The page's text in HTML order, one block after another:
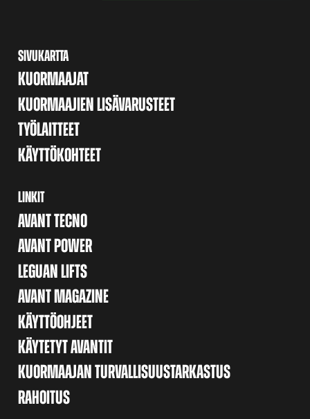
SIVUKARTTA
KUORMAAJAT
KUORMAAJIEN LISÄVARUSTEET
TYÖLAITTEET
KÄYTTÖKOHTEET
LINKIT
AVANT TECNO
AVANT POWER
LEGUAN LIFTS
AVANT MAGAZINE
KÄYTTÖOHJEET
KÄYTETYT AVANTIT
KUORMAAJAN TURVALLISUUSTARKASTUS
RAHOITUS